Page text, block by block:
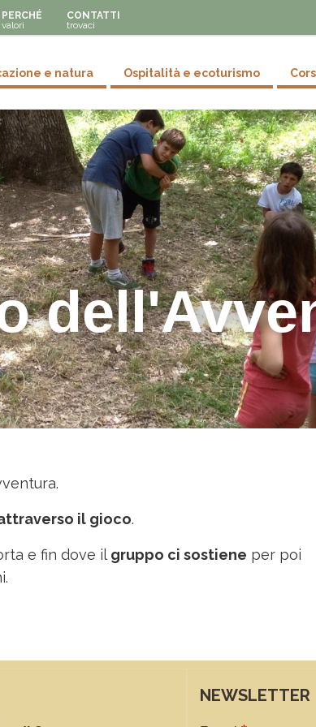
PERCHÉ
valori
CONTATTI
trovaci
e natura Ospitalità e ecoturismo
il gioco.
e fin dove il gruppo ci sostiene per poi
NEWSLETTER